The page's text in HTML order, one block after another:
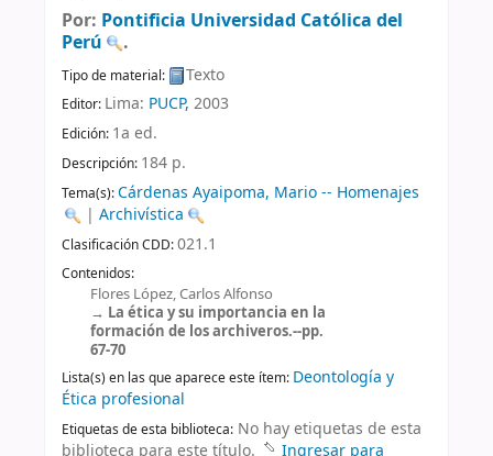
Por: Pontificia Universidad Católica del
Perú
.
Tipo de material: Texto
Editor: Lima: PUCP, 2003
Edición: 1a ed.
Descripción: 184 p.
Tema(s):Cárdenas Ayaipoma, Mario -- Homenajes
|Archivística
Clasificación CDD:021.1
Contenidos:
Flores López, Carlos Alfonso
La ética y su importancia en la
formación de los archiveros.--pp.
67-70
Lista(s) en las que aparece este ítem: Deontología y
Ética profesional
Etiquetas de esta biblioteca: No hay etiquetas de esta
biblioteca para este título.
Ingresar para